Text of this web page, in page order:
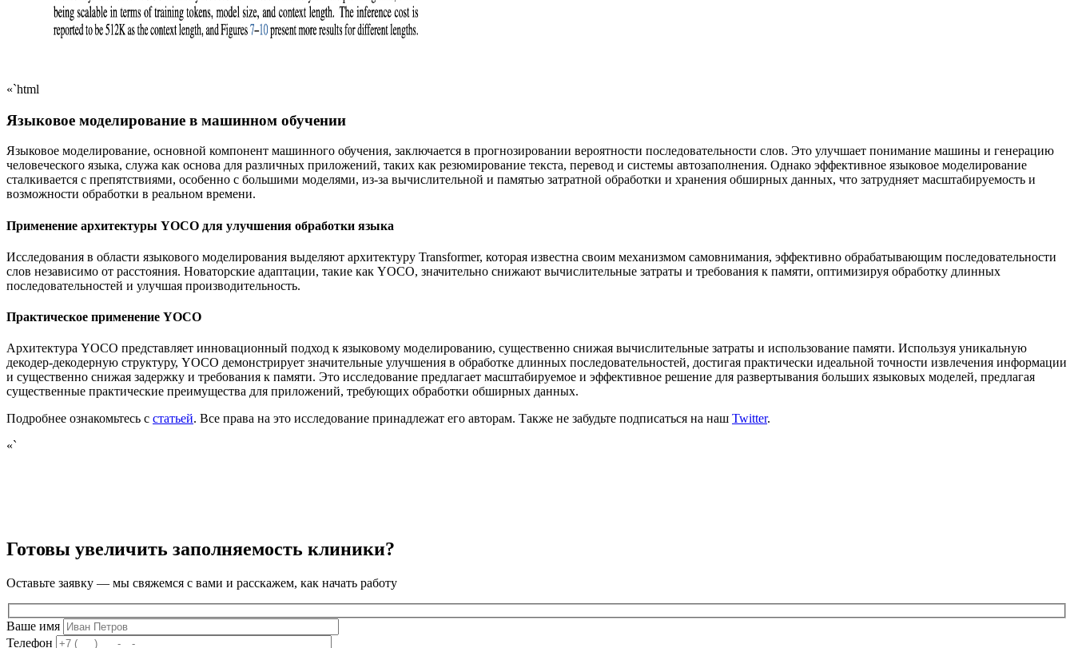
«`html
Языковое моделирование в машинном обучении
Языковое моделирование, основной компонент машинного обучения, заключается в прогнозировании вероятности последовательности слов. Это улучшает понимание машины и генерацию
человеческого языка, служа как основа для различных приложений, таких как резюмирование текста, перевод и системы автозаполнения. Однако эффективное языковое моделирование
сталкивается с препятствиями, особенно с большими моделями, из-за вычислительной и памятью затратной обработки и хранения обширных данных, что затрудняет масштабируемость и
возможности обработки в реальном времени.
Применение архитектуры YOCO для улучшения обработки языка
Исследования в области языкового моделирования выделяют архитектуру Transformer, которая известна своим механизмом самовнимания, эффективно обрабатывающим последовательности
слов независимо от расстояния. Новаторские адаптации, такие как YOCO, значительно снижают вычислительные затраты и требования к памяти, оптимизируя обработку длинных
последовательностей и улучшая производительность.
Практическое применение YOCO
Архитектура YOCO представляет инновационный подход к языковому моделированию, существенно снижая вычислительные затраты и использование памяти. Используя уникальную
декодер-декодерную структуру, YOCO демонстрирует значительные улучшения в обработке длинных последовательностей, достигая практически идеальной точности извлечения информации
и существенно снижая задержку и требования к памяти. Это исследование предлагает масштабируемое и эффективное решение для развертывания больших языковых моделей, предлагая
существенные практические преимущества для приложений, требующих обработки обширных данных.
Подробнее ознакомьтесь с статьей. Все права на это исследование принадлежат его авторам. Также не забудьте подписаться на наш Twitter.
«`
Готовы увеличить заполняемость клиники?
Оставьте заявку — мы свяжемся с вами и расскажем, как начать работу
Ваше имя
Телефон